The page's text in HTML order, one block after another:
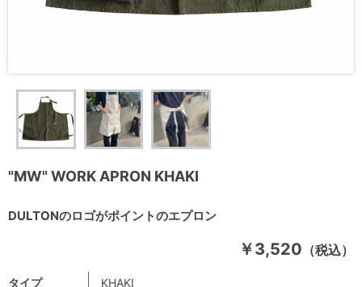
"MW" WORK APRON KHAKI
DULTONのロゴがポイントのエプロン
￥3,520 （税込）
タイプ KHAKI